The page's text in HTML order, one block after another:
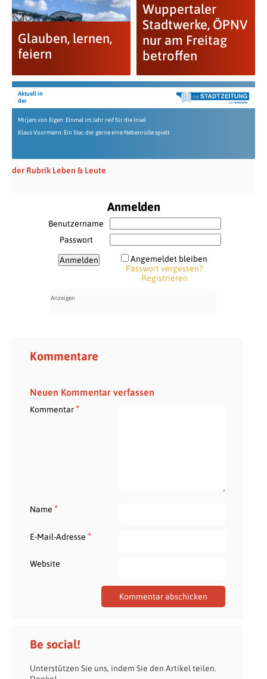
Glauben, lernen,
feiern
Wuppertaler
Stadtwerke, ÖPNV
nur am Freitag
betroffen
Aktuell in
der
Mirjam von Eigen: Einmal im Jahr reif für die Insel
Klaus Voormann: Ein Star, der gerne eine Nebenrolle spielt
der Rubrik Leben & Leute
Anmelden
Benutzername
Passwort
Angemeldet bleiben
Passwort vergessen?
Registrieren
Kommentare
Neuen Kommentar verfassen
Kommentar*
Name *
E-Mail-Adresse *
Website
Be social!
Unterstützen Sie uns, indem Sie den Artikel teilen.